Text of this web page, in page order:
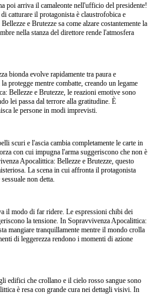
poi arriva il camaleonte nell'ufficio del presidente!
catturare il protagonista è claustrofobica e
e Brutezze sa come alzare costantemente la
nella stanza del direttore rende l'atmosfera
bionda evolve rapidamente tra paura e
protegge mentre combatte, creando un legame
Bellezze e Brutezze, le reazioni emotive sono
lei passa dal terrore alla gratitudine. È
le persone in modi imprevisti.
scuri e l'ascia cambia completamente le carte in
con cui impugna l'arma suggeriscono che non è
Apocalittica: Bellezze e Brutezze, questo
La scena in cui affronta il protagonista
non detta.
il modo di far ridere. Le espressioni chibi dei
la tensione. In Sopravvivenza Apocalittica:
mangiare tranquillamente mentre il mondo crolla
di leggerezza rendono i momenti di azione
edifici che crollano e il cielo rosso sangue sono
è resa con grande cura nei dettagli visivi. In